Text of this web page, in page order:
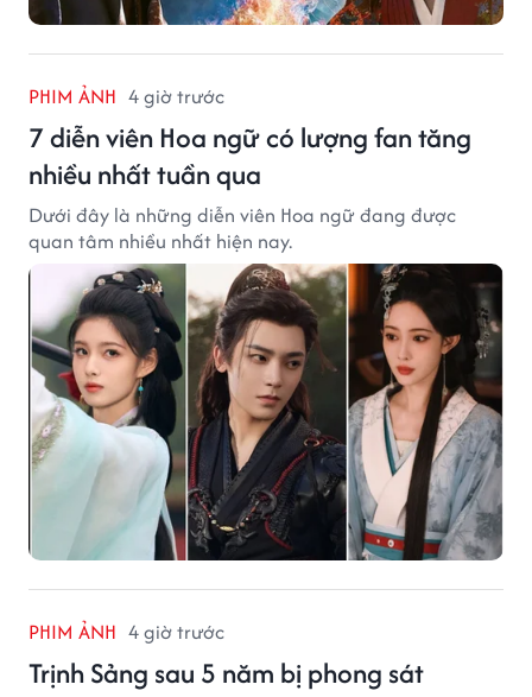
PHIM ẢNH 4 giờ trước
7 diễn viên Hoa ngữ có lượng fan tăng
nhiều nhất tuần qua
Dưới đây là những diễn viên Hoa ngữ đang được
quan tâm nhiều nhất hiện nay.
PHIM ẢNH 4 giờ trước
Trịnh Sảng sau 5 năm bị phong sát